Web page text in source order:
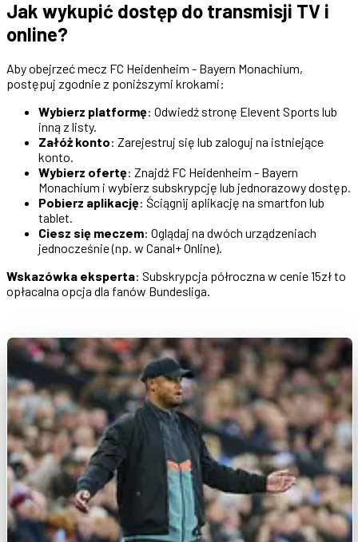
Jak wykupić dostęp do transmisji TV i
online?
Aby obejrzeć mecz FC Heidenheim - Bayern Monachium,
postępuj zgodnie z poniższymi krokami:
Wybierz platformę: Odwiedź stronę Elevent Sports lub
inną z listy.
Załóż konto: Zarejestruj się lub zaloguj na istniejące
konto.
Wybierz ofertę: Znajdź FC Heidenheim - Bayern
Monachium i wybierz subskrypcję lub jednorazowy dostęp.
Pobierz aplikację: Ściągnij aplikację na smartfon lub
tablet.
Ciesz się meczem: Oglądaj na dwóch urządzeniach
jednocześnie (np. w Canal+ Online).
Wskazówka eksperta: Subskrypcja półroczna w cenie 15zł to
opłacalna opcja dla fanów Bundesliga.